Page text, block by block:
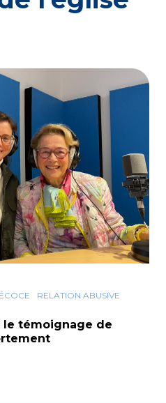
RELATION ABUSIVE
le témoignage de